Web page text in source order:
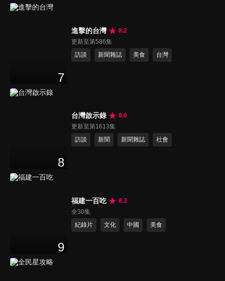
7
進擊的台灣
8.2
更新至第586集
訪談
新聞雜誌 美食 台灣
8
台灣啟示錄
8.6
更新至第1613集
訪談
新聞 新聞雜誌 社會
9
福建一百吃
8.3
全30集
紀錄片
文化 中國 美食